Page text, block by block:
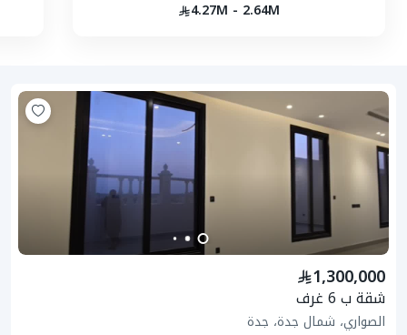
4.27M - 2.64M
1,300,000
شقة ب 6 غرف
الصواري، شمال جدة، جدة